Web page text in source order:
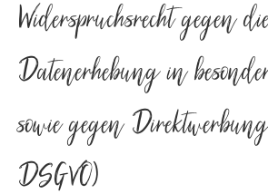
Widerspruchsrecht gegen
Datenerhebung in
sowie gegen
DSGVO)